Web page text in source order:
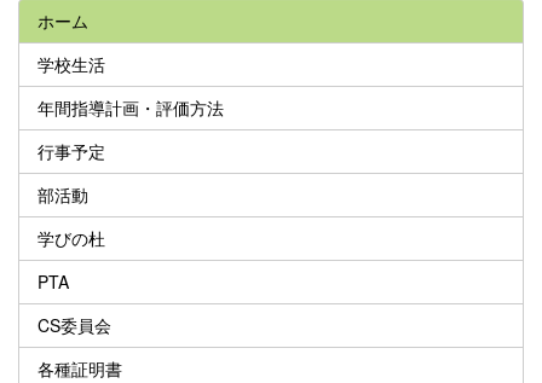
ホーム
学校生活
年間指導計画・評価方法
行事予定
部活動
学びの杜
PTA
CS委員会
各種証明書